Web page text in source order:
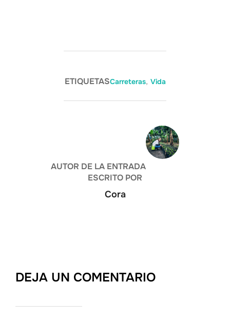
ETIQUETASCarreteras, Vida
AUTOR DE LA ENTRADA
ESCRITO POR
Cora
DEJA UN COMENTARIO